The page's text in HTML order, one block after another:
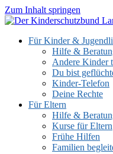
Zum Inhalt springen
Für Kinder &
Hilfe &
Andere Kinder
Du bist
Kinder-Telefon
Deine Rechte
Für Eltern
Hilfe &
Kurse für Eltern
Frühe Hilfen
Familien